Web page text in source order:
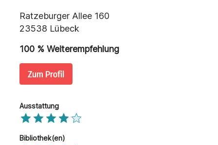
Ratzeburger Allee 160
23538 Lübeck
100 % Weiterempfehlung
Zum Profil
Ausstattung
Bibliothek(en)